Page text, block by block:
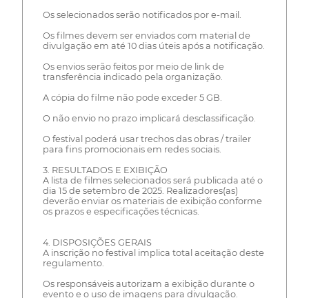
Os selecionados serão notificados por e-mail.
Os filmes devem ser enviados com material de
divulgação em até 10 dias úteis após a notificação.
Os envios serão feitos por meio de link de
transferência indicado pela organização.
A cópia do filme não pode exceder 5 GB.
O não envio no prazo implicará desclassificação.
O festival poderá usar trechos das obras / trailer
para fins promocionais em redes sociais.
3. RESULTADOS E EXIBIÇÃO
A lista de filmes selecionados será publicada até o
dia 15 de setembro de 2025. Realizadores(as)
deverão enviar os materiais de exibição conforme
os prazos e especificações técnicas.
4. DISPOSIÇÕES GERAIS
A inscrição no festival implica total aceitação deste
regulamento.
Os responsáveis autorizam a exibição durante o
evento e o uso de imagens para divulgação.